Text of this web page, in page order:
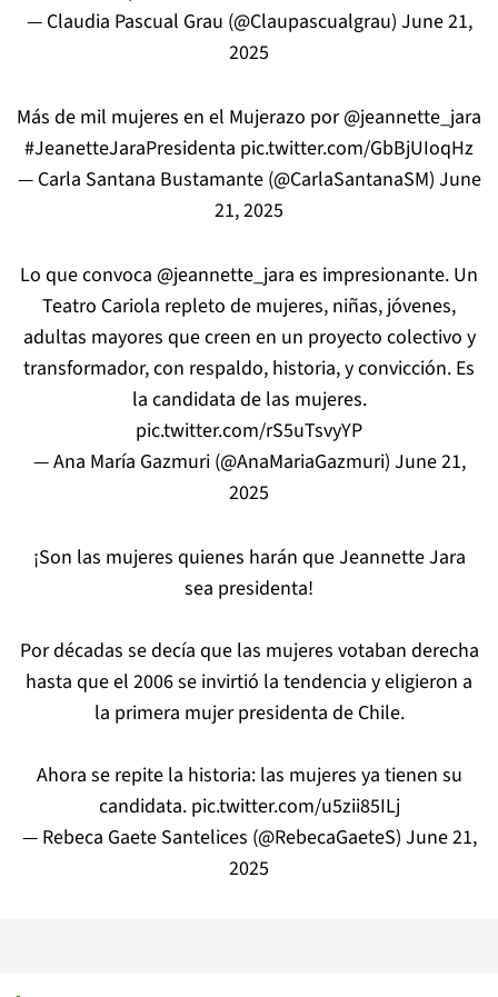
— Claudia Pascual Grau (@Claupascualgrau) June 21,
2025
Más de mil mujeres en el Mujerazo por@jeannette_jara
#JeanetteJaraPresidenta pic.twitter.com/GbBjUIoqHz
— Carla Santana Bustamante (@CarlaSantanaSM) June
21, 2025
Lo que convoca @jeannette_jara es impresionante. Un
Teatro Cariola repleto de mujeres, niñas, jóvenes,
adultas mayores que creen en un proyecto colectivo y
transformador, con respaldo, historia, y convicción. Es
la candidata de las mujeres.
pic.twitter.com/rS5uTsvyYP
— Ana María Gazmuri (@AnaMariaGazmuri) June 21,
2025
¡Son las mujeres quienes harán que Jeannette Jara
sea presidenta!
Por décadas se decía que las mujeres votaban derecha
hasta que el 2006 se invirtió la tendencia y eligieron a
la primera mujer presidenta de Chile.
Ahora se repite la historia: las mujeres ya tienen su
candidata. pic.twitter.com/u5zii85ILj
— Rebeca Gaete Santelices (@RebecaGaeteS) June 21,
2025